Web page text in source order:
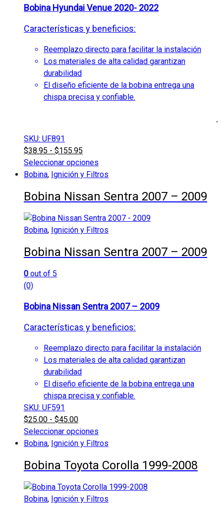
la
de
Bobina Hyundai Venue 2020- 2022
Características y beneficios:
Reemplazo directo para facilitar la instalación
Los materiales de alta calidad garantizan
durabilidad
El diseño eficiente de la bobina entrega una
chispa precisa y confiable.
SKU: UF891
$38.95 - $155.95
Seleccionar opciones
Este
tiene
variantes.
Las
opciones
se
pueden
elegir
en
la
de
Bobina, Ignición y Filtros
Bobina Nissan Sentra 2007 – 2009
Bobina, Ignición y Filtros
Bobina Nissan Sentra 2007 – 2009
0 out of 5
(0)
Bobina Nissan Sentra 2007 – 2009
Características y beneficios:
Reemplazo directo para facilitar la instalación
Los materiales de alta calidad garantizan
durabilidad
El diseño eficiente de la bobina entrega una
chispa precisa y confiable.
SKU: UF591
$25.00 - $45.00
Seleccionar opciones
Este
tiene
variantes.
Las
Bobina, Ignición y Filtros
Bobina Toyota Corolla 1999-2008
Bobina, Ignición y Filtros